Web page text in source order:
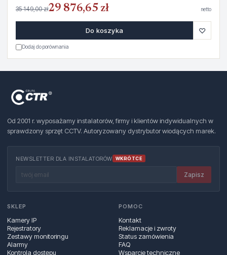
35 149,00 zł29 876,65 zł netto
Do koszyka ♡
Dodaj do porównania
Od 2001 r. wyposażamy instalatorów, firmy i klientów indywidualnych w
sprawdzony sprzęt CCTV. Autoryzowany dystrybutor wiodących marek.
NEWSLETTER DLA INSTALATORÓW WKRÓTCE
Zapisz
SKLEP
Kamery IP
Rejestratory
Zestawy monitoringu
Alarmy
Kontrola dostępu
POMOC
Kontakt
Reklamacje i zwroty
Status zamówienia
FAQ
Wsparcie techniczne